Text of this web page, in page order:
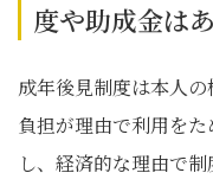
度や助成金は
成年後見制度は本人
負担が理由で利用を
し、経済的な理由で